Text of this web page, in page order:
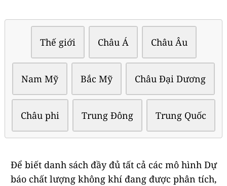
Thế giới Châu Á Châu Âu
Nam Mỹ Bắc Mỹ Châu Đại Dương
Châu phi Trung Đông Trung Quốc
Để biết danh sách đầy đủ tất cả các mô hình Dự
báo chất lượng không khí đang được phân tích,